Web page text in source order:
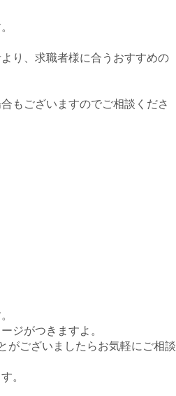
り、求職者様に合うおすすめの
もございますのでご相談くださ
ジがつきますよ。
がございましたらお気軽にご相談
。